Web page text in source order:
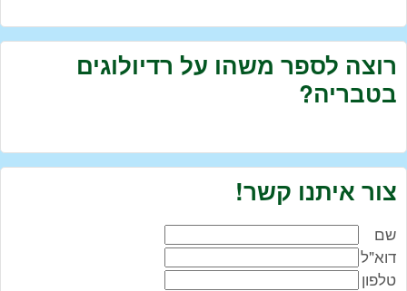
רוצה לספר משהו על רדיולוגים
בטבריה?
צור איתנו קשר!
שם
דוא"ל
טלפון